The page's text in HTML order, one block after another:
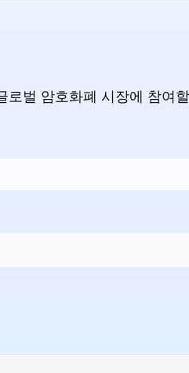
로벌 암호화폐 시장에 참여